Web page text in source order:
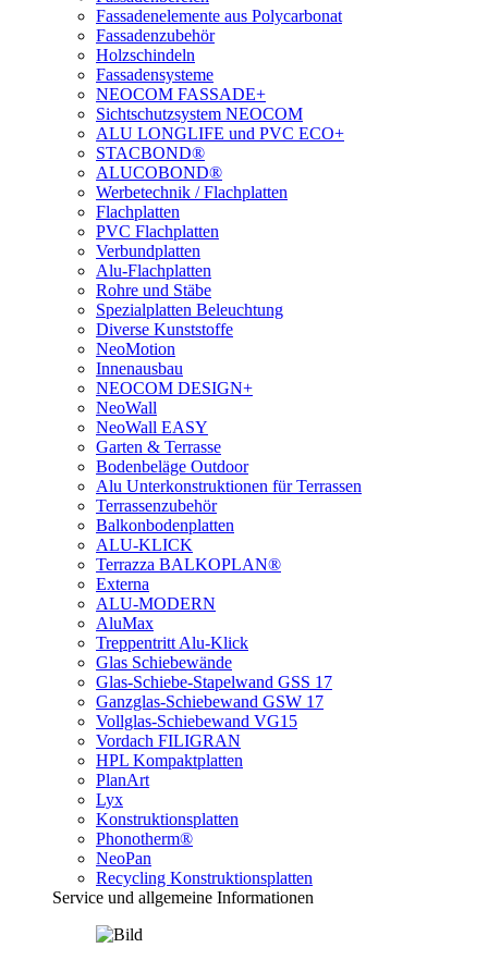
Fassadenelemente aus Polycarbonat
Fassadenzubehör
Holzschindeln
Fassadensysteme
NEOCOM FASSADE+
Sichtschutzsystem NEOCOM
ALU LONGLIFE und PVC ECO+
STACBOND®
ALUCOBOND®
Werbetechnik / Flachplatten
Flachplatten
PVC Flachplatten
Verbundplatten
Alu-Flachplatten
Rohre und Stäbe
Spezialplatten Beleuchtung
Diverse Kunststoffe
NeoMotion
Innenausbau
NEOCOM DESIGN+
NeoWall
NeoWall EASY
Garten & Terrasse
Bodenbeläge Outdoor
Alu Unterkonstruktionen für Terrassen
Terrassenzubehör
Balkonbodenplatten
ALU-KLICK
Terrazza BALKOPLAN®
Externa
ALU-MODERN
AluMax
Treppentritt Alu-Klick
Glas Schiebewände
Glas-Schiebe-Stapelwand GSS 17
Ganzglas-Schiebewand GSW 17
Vollglas-Schiebewand VG15
Vordach FILIGRAN
HPL Kompaktplatten
PlanArt
Lyx
Konstruktionsplatten
Phonotherm®
NeoPan
Recycling Konstruktionsplatten
Service und allgemeine Informationen